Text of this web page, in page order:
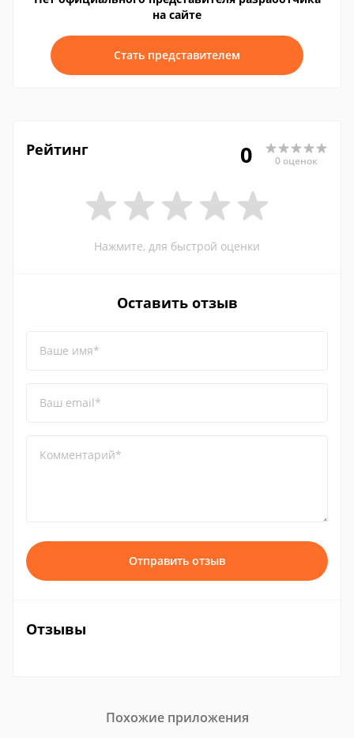
на сайте
Стать представителем
Рейтинг 0 0 оценок
Нажмите, для быстрой оценки
Оставить отзыв
Ваше имя*
Ваш email*
Комментарий*
Отправить отзыв
Отзывы
Похожие приложения